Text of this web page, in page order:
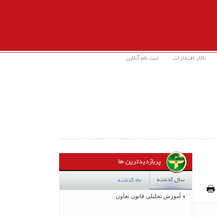
تالار افتخارات ثبت نام آنلاین
پربازدیدترین ها
سال گذشته ماه گذشته
آموزش تحلیلی قانون تعاون